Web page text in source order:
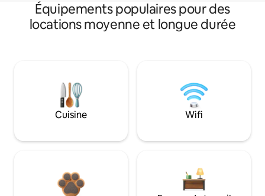
Équipements populaires pour des
locations moyenne et longue durée
Cuisine Wifi